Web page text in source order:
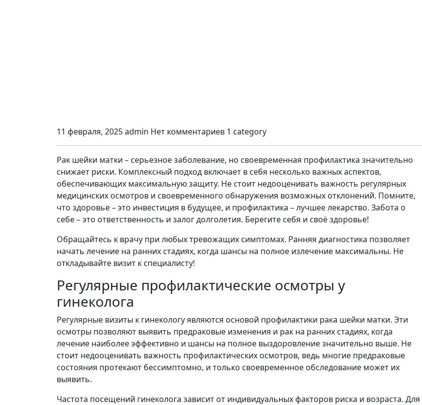
11 февраля, 2025admin Нет комментариев 1 category
Рак шейки матки – серьезное заболевание, но своевременная профилактика значительно
снижает риски. Комплексный подход включает в себя несколько важных аспектов,
обеспечивающих максимальную защиту. Не стоит недооценивать важность регулярных
медицинских осмотров и своевременного обнаружения возможных отклонений. Помните,
что здоровье – это инвестиция в будущее, и профилактика – лучшее лекарство. Забота о
себе – это ответственность и залог долголетия. Берегите себя и своё здоровье!
Обращайтесь к врачу при любых тревожащих симптомах. Ранняя диагностика позволяет
начать лечение на ранних стадиях, когда шансы на полное излечение максимальны. Не
откладывайте визит к специалисту!
Регулярные профилактические осмотры у
гинеколога
Регулярные визиты к гинекологу являются основой профилактики рака шейки матки. Эти
осмотры позволяют выявить предраковые изменения и рак на ранних стадиях, когда
лечение наиболее эффективно и шансы на полное выздоровление значительно выше. Не
стоит недооценивать важность профилактических осмотров, ведь многие предраковые
состояния протекают бессимптомно, и только своевременное обследование может их
выявить.
Частота посещений гинеколога зависит от индивидуальных факторов риска и возраста. Для